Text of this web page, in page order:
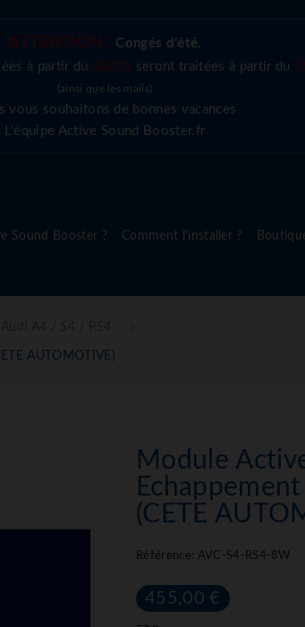
ATTENTION : Congés d'été,
à partir du 03/08 seront traitées à partir du
(ainsi que les mails)
vous souhaitons de bonnes vacances
L'équipe Active Sound Booster.fr
Sound Booster ? Comment l'installer ?
AUTOMOTIVE)
Module
(CETE
Référence: AVC-S4-RS4-8W
455,00 €